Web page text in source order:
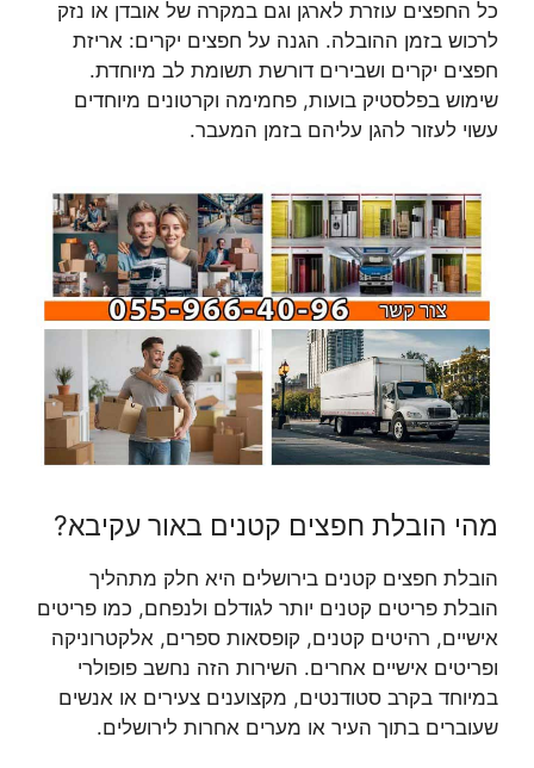
כל החפצים עוזרת לארגן וגם במקרה של אובדן או נזק
לרכוש בזמן ההובלה. הגנה על חפצים יקרים: אריזת
חפצים יקרים ושבירים דורשת תשומת לב מיוחדת.
שימוש בפלסטיק בועות, פחמימה וקרטונים מיוחדים
עשוי לעזור להגן עליהם בזמן המעבר.
מהי הובלת חפצים קטנים באור עקיבא?
הובלת חפצים קטנים בירושלים היא חלק מתהליך
הובלת פריטים קטנים יותר לגודלם ולנפחם, כמו פריטים
אישיים, רהיטים קטנים, קופסאות ספרים, אלקטרוניקה
ופריטים אישיים אחרים. השירות הזה נחשב פופולרי
במיוחד בקרב סטודנטים, מקצוענים צעירים או אנשים
שעוברים בתוך העיר או מערים אחרות לירושלים.